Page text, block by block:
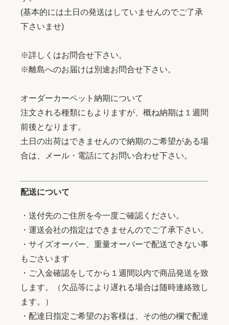
(基本的には土日の発送はしていませんのでご了承
下さいませ)
※詳しくはお問合せ下さい。
※離島へのお届けは別途お問合せ下さい。
オーダーカーペット納期について
注文される種類にもよりますが、概ね納期は１週間
前後となります。
土日の出荷はできませんので納期のご希望がある場
合は、メール・電話にてお問い合わせ下さい。
配送について
・送付先のご住所を今一度ご確認ください。
・運送会社の指定はできませんのでご了承下さい。
・サイズオーバー、重量オーバーで配送できない事
もごさいます
・ご入金確認をしてから１週間以内で商品発送を致
します。（欠品等により遅れる場合は随時連絡致し
ます。）
・配達日指定ご希望のお客様は、その他の欄で配達